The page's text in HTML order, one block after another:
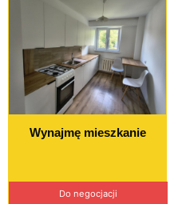
Wynajmę mieszkanie
Do negocjacji